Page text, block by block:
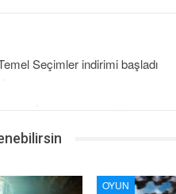
Seçimler indirimi başladı
OYUN